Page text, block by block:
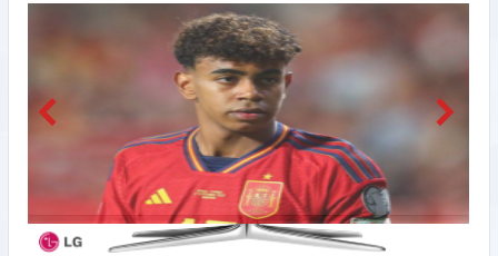
عکس | تعطیلات دونفره امباپه و خانم بازیگر؛ تصویری که برزیل را منفجر کرد!
ویدیو| خود صلاح هم از این استقبال شوکه شد/ آتش بازی ترک‌ها در شهر!
باشگاه خبرنگاران جوان مسابقات دوومیدانی بلاروس/ کسب ۶ مدال توسط ملی‌پوشان ایران
باشگاه خبرنگاران جوان تاجرنیا خطاب به هواداران: حال تیم خوب است/ باور کنید